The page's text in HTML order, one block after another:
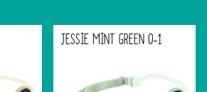
JESSIE MINT GREEN 0-1